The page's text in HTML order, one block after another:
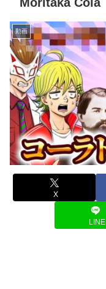
動画
X
LINE